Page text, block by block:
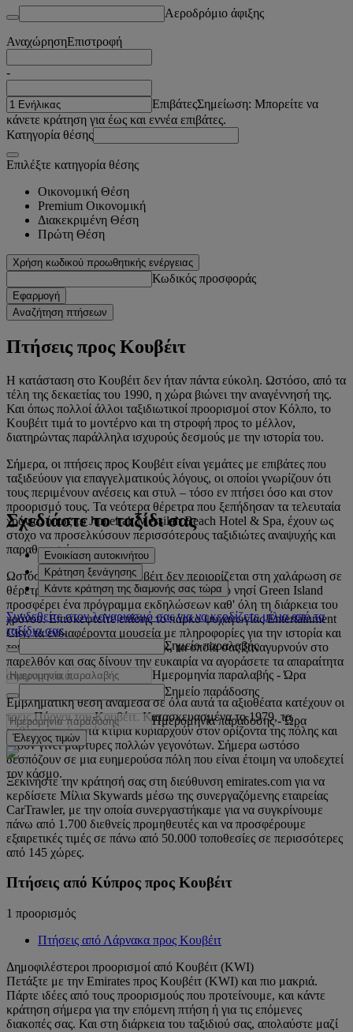
Αεροδρόμιο άφιξης
ΑναχώρησηΕπιστροφή
-
ΕπιβάτεςΣημείωση: Μπορείτε να
κάνετε κράτηση για έως και εννέα επιβάτες.
Κατηγορία θέσης
Επιλέξτε κατηγορία θέσης
Οικονομική Θέση
Premium Οικονομική
Διακεκριμένη Θέση
Πρώτη Θέση
Χρήση κωδικού προωθητικής ενέργειας
Κωδικός προσφοράς
Εφαρμογή
Αναζήτηση πτήσεων
Πτήσεις προς Κουβέιτ
Η κατάσταση στο Κουβέιτ δεν ήταν πάντα εύκολη. Ωστόσο, από τα
τέλη της δεκαετίας του 1990, η χώρα βιώνει την αναγέννησή της.
Και όπως πολλοί άλλοι ταξιδιωτικοί προορισμοί στον Κόλπο, το
Κουβέιτ τιμά το μοντέρνο και τη στροφή προς το μέλλον,
διατηρώντας παράλληλα ισχυρούς δεσμούς με την ιστορία του.
Σήμερα, οι πτήσεις προς Κουβέιτ είναι γεμάτες με επιβάτες που
ταξιδεύουν για επαγγελματικούς λόγους, οι οποίοι γνωρίζουν ότι
τους περιμένουν ανέσεις και στυλ – τόσο εν πτήσει όσο και στον
προορισμό τους. Τα νεότερα θέρετρα που ξεπήδησαν τα τελευταία
χρόνια, όπως το Jumeirah Messilah Beach Hotel & Spa, έχουν ως
στόχο να προσελκύσουν περισσότερους ταξιδιώτες αναψυχής και
παραθεριστές.
Ωστόσο, το ταξίδι στο Κουβέιτ δεν περιορίζεται στη χαλάρωση σε
θέρετρα ή στην παραλία. Το αμφιθέατρο στο νησί Green Island
προσφέρει ένα πρόγραμμα εκδηλώσεων καθ' όλη τη διάρκεια του
χρόνου. Επισκεφτείτε επίσης το πάρκο ψυχαγωγίας Entertainment
City, τα ενδιαφέροντα μουσεία με πληροφορίες για την ιστορία και
τον πολιτισμό και τέλος τα σουκ, τα οποία σας ξαναγυρνούν στο
παρελθόν και σας δίνουν την ευκαιρία να αγοράσετε τα απαραίτητα
αναμνηστικά.
Εμβληματική θέση ανάμεσα σε όλα αυτά τα αξιοθέατα κατέχουν οι
τρεις Πύργοι του Κουβέιτ. Κατασκευασμένα το 1979, τα
εμβληματικά αυτά κτίρια κυριαρχούν στον ορίζοντα της πόλης και
έχουν γίνει μάρτυρες πολλών γεγονότων. Σήμερα ωστόσο
δεσπόζουν σε μια ευημερούσα πόλη που είναι έτοιμη να υποδεχτεί
τον κόσμο.
Σχεδιάστε το ταξίδι σας
Ενοικίαση αυτοκινήτου
Κράτηση ξενάγησης
Κάντε κράτηση της διαμονής σας τώρα
Συνδεθείτε στον λογαριασμό σας για να κερδίζετε μίλια από τα
ταξίδια σας.
Σημείο παραλαβής
Ημερομηνία παραλαβής - Ώρα
Σημείο παράδοσης
Ημερομηνία παράδοσης - Ώρα
Έλεγχος τιμών
Ξεκινήστε την κράτησή σας στη διεύθυνση emirates.com για να
κερδίσετε Μίλια Skywards μέσω της συνεργαζόμενης εταιρείας
CarTrawler, με την οποία συνεργαστήκαμε για να συγκρίνουμε
πάνω από 1.700 διεθνείς προμηθευτές και να προσφέρουμε
εξαιρετικές τιμές σε πάνω από 50.000 τοποθεσίες σε περισσότερες
από 145 χώρες.
Πτήσεις από Κύπρος προς Κουβέιτ
1 προορισμός
Πτήσεις από Λάρνακα προς Κουβέιτ
Δημοφιλέστεροι προορισμοί από Κουβέιτ (KWI)
Πετάξτε με την Emirates προς Κουβέιτ (KWI) και πιο μακριά.
Πάρτε ιδέες από τους προορισμούς που προτείνουμε, και κάντε
κράτηση σήμερα για την επόμενη πτήση ή για τις επόμενες
διακοπές σας. Και στη διάρκεια του ταξιδιού σας, απολαύστε μαζί